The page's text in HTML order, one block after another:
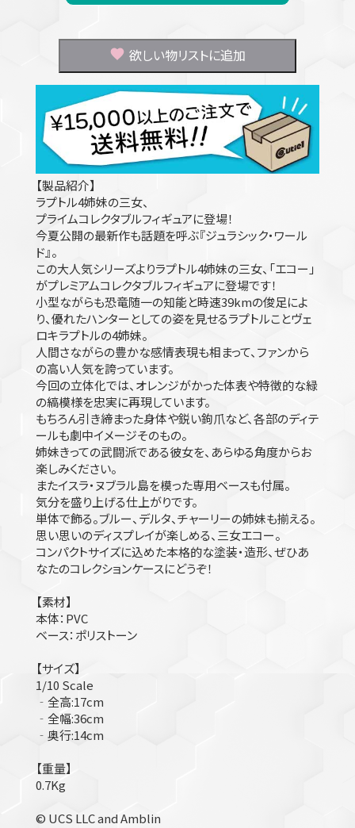
欲しい物リストに追加
【製品紹介】
ラプトル4姉妹の三女、
プライムコレクタブルフィギュアに登場！
今夏公開の最新作も話題を呼ぶ『ジュラシック・ワール
ド』。
この大人気シリーズよりラプトル4姉妹の三女、「エコー」
がプレミアムコレクタブルフィギュアに登場です！
小型ながらも恐竜随一の知能と時速39kmの俊足によ
り、優れたハンターとしての姿を見せるラプトルことヴェ
ロキラプトルの4姉妹。
人間さながらの豊かな感情表現も相まって、ファンから
の高い人気を誇っています。
今回の立体化では、オレンジがかった体表や特徴的な緑
の縞模様を忠実に再現しています。
もちろん引き締まった身体や鋭い鉤爪など、各部のディテ
ールも劇中イメージそのもの。
姉妹きっての武闘派である彼女を、あらゆる角度からお
楽しみください。
またイスラ・ヌブラル島を模った専用ベースも付属。
気分を盛り上げる仕上がりです。
単体で飾る。ブルー、デルタ、チャーリーの姉妹も揃える。
思い思いのディスプレイが楽しめる、三女エコー。
コンパクトサイズに込めた本格的な塗装・造形、ぜひあ
なたのコレクションケースにどうぞ！
【素材】
本体：PVC
ベース：ポリストーン
【サイズ】
1/10 Scale
‐全高:17cm
‐全幅:36cm
‐奥行:14cm
【重量】
0.7Kg
© UCS LLC and Amblin